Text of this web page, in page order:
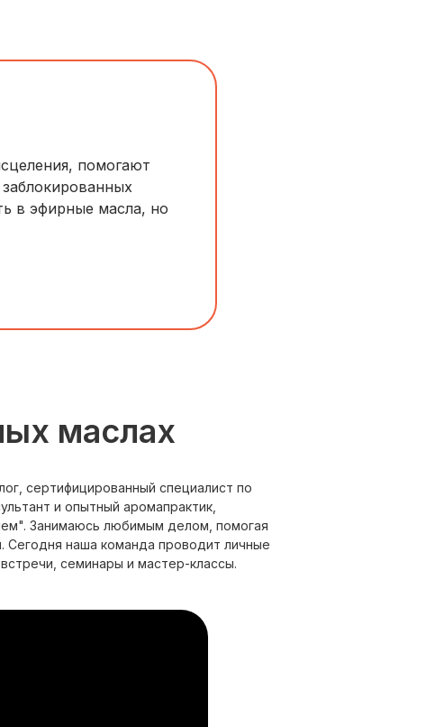
помогают
в эфирные масла, но
маслах
сертифицированный специалист по
и опытный аромапрактик,
Занимаюсь любимым делом, помогая
Сегодня наша команда проводит личные
семинары и мастер-классы.